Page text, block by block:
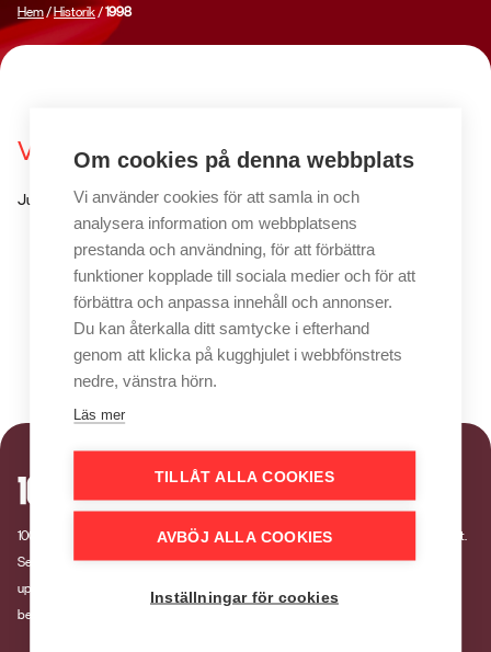
Om cookies på denna webbplats
Vi använder cookies för att samla in och
analysera information om webbplatsens
prestanda och användning, för att förbättra
funktioner kopplade till sociala medier och för att
förbättra och anpassa innehåll och annonser.
Du kan återkalla ditt samtycke i efterhand
genom att klicka på kugghjulet i webbfönstrets
nedre, vänstra hörn.
Läs mer
TILLÅT ALLA COOKIES
AVBÖJ ALLA COOKIES
Inställningar för cookies
Hem/Historik/1998
Vinnare & nominerade 1998
Juryns ordförande får rösträtt.
100-wattaren är en tävling som belönar kommunikationsinsatser med bevisad effekt.
Sedan 1990 har Brand Marketing Sweden arrangerat tävlingen för att
uppmärksamma kommunikation som skapar värde och påverkar målgruppens
beteende.